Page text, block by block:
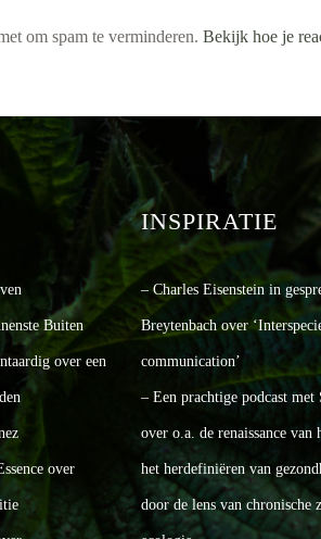
om spam te verminderen. Bekijk hoe je
Buiten
over een
over
INSPIRATIE
– Charles Eisenstein in
Breytenbach over
communication’
– Een prachtige podcast met
over o.a. de renaissance van
het herdefiniëren van
door de lens van chronische